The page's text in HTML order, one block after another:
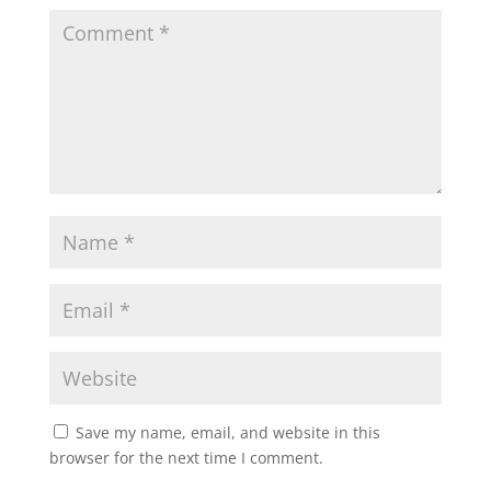
Save my name, email, and website in this
browser for the next time I comment.